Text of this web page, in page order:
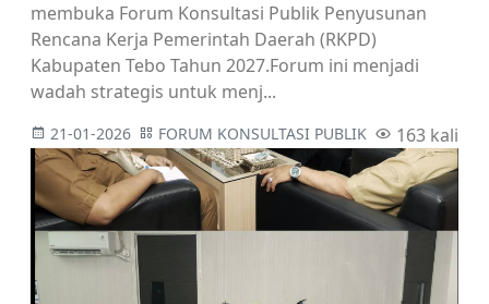
membuka Forum Konsultasi Publik Penyusunan
Rencana Kerja Pemerintah Daerah (RKPD)
Kabupaten Tebo Tahun 2027.Forum ini menjadi
wadah strategis untuk menj...
21-01-2026 FORUM KONSULTASI PUBLIK 163 kali